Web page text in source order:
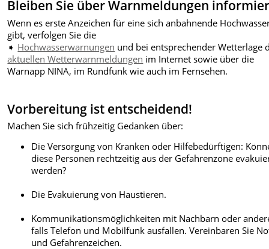
Bleiben Sie über Warnmeldungen
Wenn es erste Anzeichen für eine sich anbahnende
gibt, verfolgen Sie die
➧ Hochwasserwarnungen und bei entsprechender Wetterlage
aktuellen Wetterwarnmeldungen im Internet sowie über die
Warnapp NINA, im Rundfunk wie auch im Fernsehen.
Vorbereitung ist entscheidend!
Machen Sie sich frühzeitig Gedanken über:
Die Versorgung von Kranken oder Hilfebedürftigen:
diese Personen rechtzeitig aus der Gefahrenzone
werden?
Die Evakuierung von Haustieren.
Kommunikationsmöglichkeiten mit Nachbarn oder
falls Telefon und Mobilfunk ausfallen. Vereinbaren Sie
und Gefahrenzeichen.